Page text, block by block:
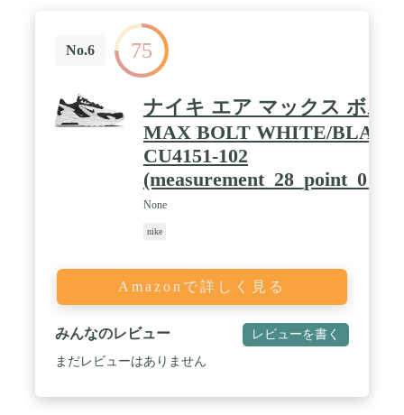
No.6 75
ナイキ エア マックス ボル
MAX BOLT WHITE/BLACK
CU4151-102
None
nike
Amazonで詳しく見る
みんなのレビュー レビューを書く
まだレビューはありません